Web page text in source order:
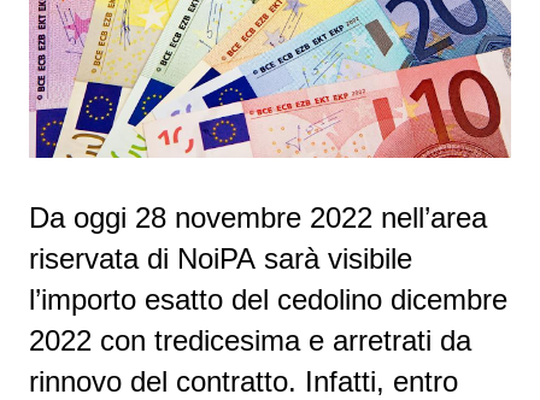
Da oggi 28 novembre 2022 nell’area
riservata di NoiPA sarà visibile
l’importo esatto del cedolino dicembre
2022 con tredicesima e arretrati da
rinnovo del contratto. Infatti, entro